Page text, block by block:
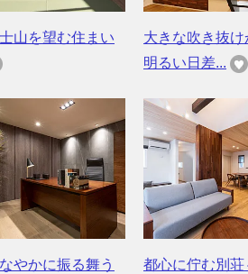
山を望む住まい
大きな吹き抜け
明るい日差...
やかに振る舞う
都心に佇む別荘